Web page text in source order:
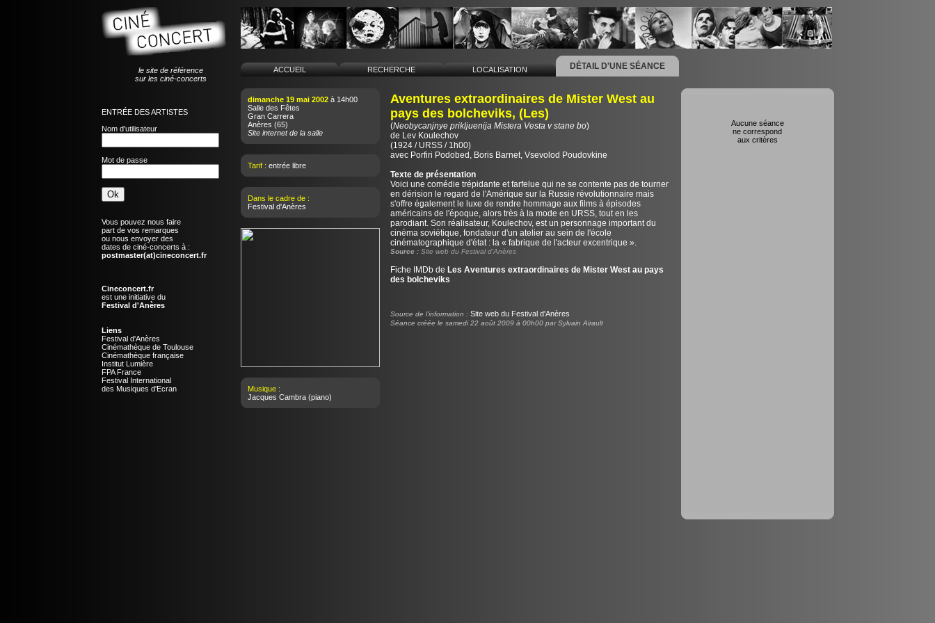
le site de référence
sur les ciné-concerts
ENTRÉE DES ARTISTES
Nom d'utilisateur
Mot de passe
Vous pouvez nous faire
part de vos remarques
ou nous envoyer des
dates de ciné-concerts à :
postmaster(at)cineconcert.fr
Cineconcert.fr
est une initiative du
Festival d'Anères
Liens
Festival d'Anères
Cinémathèque de Toulouse
Cinémathèque française
Institut Lumière
FPA France
Festival International
des Musiques d'Ecran
ACCUEIL RECHERCHE LOCALISATION DÉTAIL D'UNE SÉANCE
dimanche 19 mai 2002à 14h00
Salle des Fêtes
Gran Carrera
Anères (65)
Site internet de la salle
Tarif : entrée libre
Dans le cadre de :
Festival d'Anères
Musique :
Jacques Cambra(piano)
Aventures extraordinaires de Mister West au
pays des bolcheviks, (Les)
(Neobycanjnye prikljuenija Mistera Vesta v stane bo)
de Lev Koulechov
(1924 / URSS / 1h00)
avec Porfiri Podobed, Boris Barnet, Vsevolod Poudovkine
Texte de présentation
Voici une comédie trépidante et farfelue qui ne se contente pas de tourner
en dérision le regard de l'Amérique sur la Russie révolutionnaire mais
s'offre également le luxe de rendre hommage aux films à épisodes
américains de l'époque, alors très à la mode en URSS, tout en les
parodiant. Son réalisateur, Koulechov, est un personnage important du
cinéma soviétique, fondateur d'un atelier au sein de l'école
cinématographique d'état : la « fabrique de l'acteur excentrique ».
Source : Site web du Festival d’Anères
Fiche IMDb de Les Aventures extraordinaires de Mister West au pays
des bolcheviks
Source de l'information : Site web du Festival d'Anères
Séance créée le samedi 22 août 2009 à 00h00 par Sylvain Airault
Aucune séance
ne correspond
aux critères